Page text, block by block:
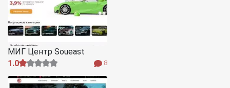
МИГ Центр Soueast
1.0
8